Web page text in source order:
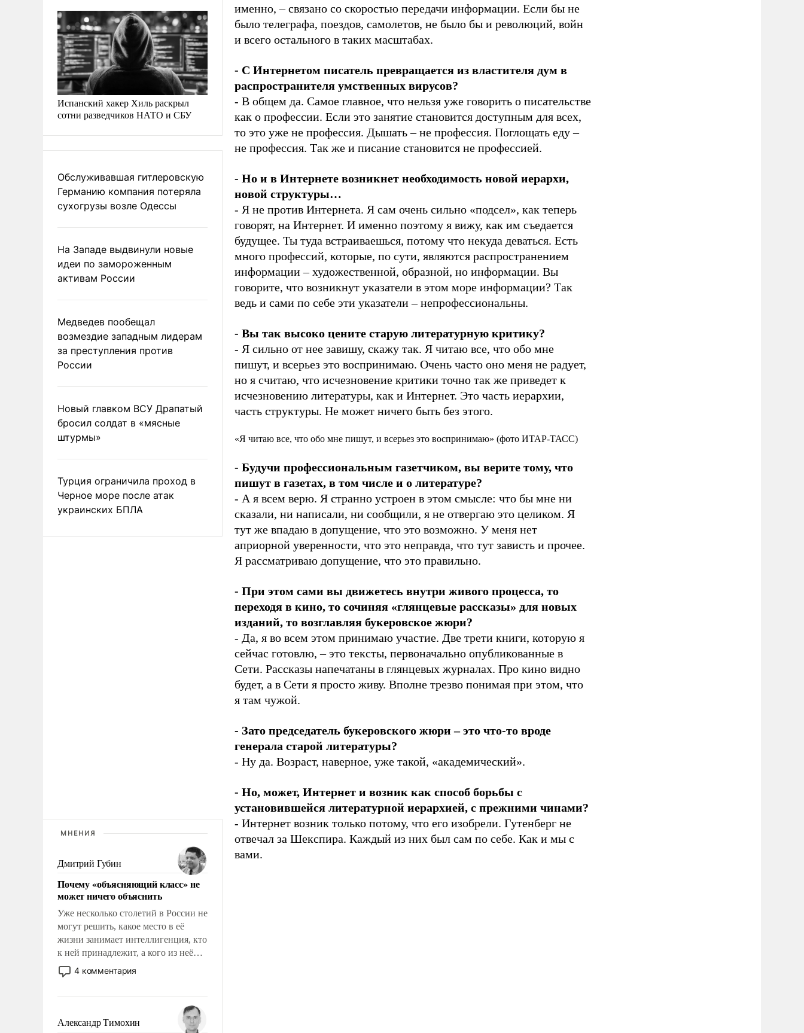
Испанский хакер Хиль раскрыл
сотни разведчиков НАТО и СБУ
Обслуживавшая гитлеровскую
Германию компания потеряла
сухогрузы возле Одессы
На Западе выдвинули новые
идеи по замороженным
активам России
Медведев пообещал
возмездие западным лидерам
за преступления против
России
Новый главком ВСУ Драпатый
бросил солдат в «мясные
штурмы»
Турция ограничила проход в
Черное море после атак
украинских БПЛА
МНЕНИЯ
Дмитрий Губин
Почему «объясняющий класс» не
может ничего объяснить
Уже несколько столетий в России не
могут решить, какое место в её
жизни занимает интеллигенция, кто
к ней принадлежит, а кого из неё
исключили с правом
восстановления и без оного. И чем
казалось, что эти вопросы решены
4 комментария
Александр Тимохин
именно, – связано со скоростью передачи информации. Если бы не
было телеграфа, поездов, самолетов, не было бы и революций, войн
и всего остального в таких масштабах.
- С Интернетом писатель превращается из властителя дум в
распространителя умственных вирусов?
- В общем да. Самое главное, что нельзя уже говорить о писательстве
как о профессии. Если это занятие становится доступным для всех,
то это уже не профессия. Дышать – не профессия. Поглощать еду –
не профессия. Так же и писание становится не профессией.
- Но и в Интернете возникнет необходимость новой иерархи,
новой структуры…
- Я не против Интернета. Я сам очень сильно «подсел», как теперь
говорят, на Интернет. И именно поэтому я вижу, как им съедается
будущее. Ты туда встраиваешься, потому что некуда деваться. Есть
много профессий, которые, по сути, являются распространением
информации – художественной, образной, но информации. Вы
говорите, что возникнут указатели в этом море информации? Так
ведь и сами по себе эти указатели – непрофессиональны.
- Вы так высоко цените старую литературную критику?
- Я сильно от нее завишу, скажу так. Я читаю все, что обо мне
пишут, и всерьез это воспринимаю. Очень часто оно меня не радует,
но я считаю, что исчезновение критики точно так же приведет к
исчезновению литературы, как и Интернет. Это часть иерархии,
часть структуры. Не может ничего быть без этого.
«Я читаю все, что обо мне пишут, и всерьез это воспринимаю» (фото ИТАР-ТАСС)
- Будучи профессиональным газетчиком, вы верите тому, что
пишут в газетах, в том числе и о литературе?
- А я всем верю. Я странно устроен в этом смысле: что бы мне ни
сказали, ни написали, ни сообщили, я не отвергаю это целиком. Я
тут же впадаю в допущение, что это возможно. У меня нет
априорной уверенности, что это неправда, что тут зависть и прочее.
Я рассматриваю допущение, что это правильно.
- При этом сами вы движетесь внутри живого процесса, то
переходя в кино, то сочиняя «глянцевые рассказы» для новых
изданий, то возглавляя букеровское жюри?
- Да, я во всем этом принимаю участие. Две трети книги, которую я
сейчас готовлю, – это тексты, первоначально опубликованные в
Сети. Рассказы напечатаны в глянцевых журналах. Про кино видно
будет, а в Сети я просто живу. Вполне трезво понимая при этом, что
я там чужой.
- Зато председатель букеровского жюри – это что-то вроде
генерала старой литературы?
- Ну да. Возраст, наверное, уже такой, «академический».
- Но, может, Интернет и возник как способ борьбы с
установившейся литературной иерархией, с прежними чинами?
- Интернет возник только потому, что его изобрели. Гутенберг не
отвечал за Шекспира. Каждый из них был сам по себе. Как и мы с
вами.